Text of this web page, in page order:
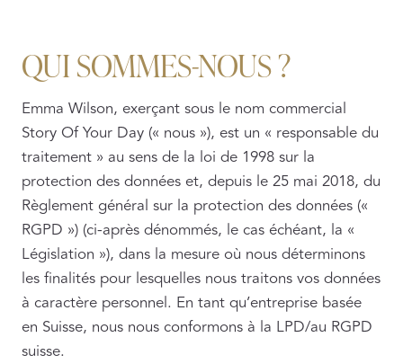
QUI SOMMES-NOUS ?
Emma Wilson, exerçant sous le nom commercial
Story Of Your Day (« nous »), est un « responsable du
traitement » au sens de la loi de 1998 sur la
protection des données et, depuis le 25 mai 2018, du
Règlement général sur la protection des données («
RGPD ») (ci-après dénommés, le cas échéant, la «
Législation »), dans la mesure où nous déterminons
les finalités pour lesquelles nous traitons vos données
à caractère personnel. En tant qu’entreprise basée
en Suisse, nous nous conformons à la LPD/au RGPD
suisse.